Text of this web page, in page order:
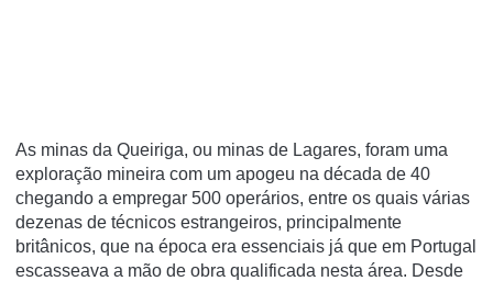
As minas da Queiriga, ou minas de Lagares, foram uma
exploração mineira com um apogeu na década de 40
chegando a empregar 500 operários, entre os quais várias
dezenas de técnicos estrangeiros, principalmente
britânicos, que na época era essenciais já que em Portugal
escasseava a mão de obra qualificada nesta área. Desde